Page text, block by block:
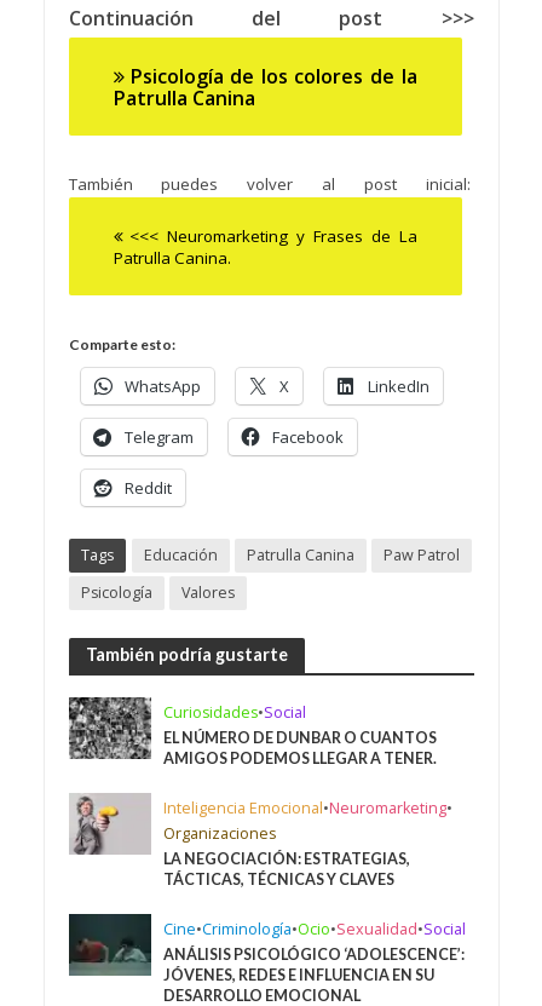
Continuación del post >>>
Psicología de los colores de la
Patrulla Canina
También puedes volver al post inicial:
<<< Neuromarketing y Frases de La
Patrulla Canina.
Comparte esto:
WhatsApp X LinkedIn
Telegram Facebook
Reddit
Tags Educación Patrulla Canina
Paw Patrol
Psicología
Valores
También podría gustarte
Curiosidades•Social
EL NÚMERO DE DUNBAR O CUANTOS
AMIGOS PODEMOS LLEGAR A TENER.
Inteligencia Emocional•Neuromarketing•
Organizaciones
LA NEGOCIACIÓN: ESTRATEGIAS,
TÁCTICAS, TÉCNICAS Y CLAVES
Cine•Criminología•Ocio•Sexualidad•Social
ANÁLISIS PSICOLÓGICO ‘ADOLESCENCE’:
JÓVENES, REDES E INFLUENCIA EN SU
DESARROLLO EMOCIONAL